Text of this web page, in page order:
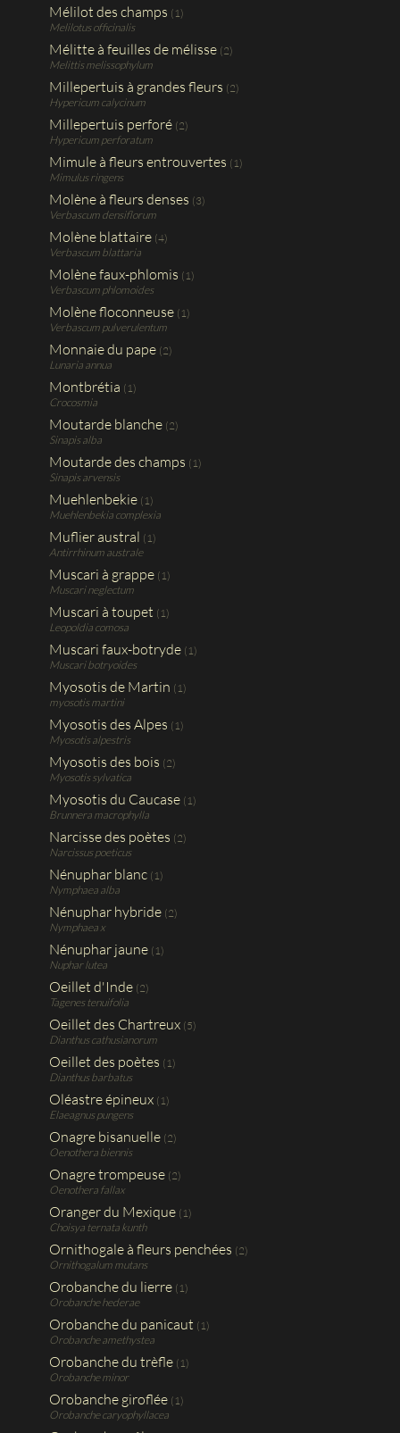
Mélilot des champs (1)
Melilotus officinalis
Mélitte à feuilles de mélisse (2)
Melittis melissophylum
Millepertuis à grandes fleurs (2)
Hypericum calycinum
Millepertuis perforé (2)
Hypericum perforatum
Mimule à fleurs entrouvertes (1)
Mimulus ringens
Molène à fleurs denses (3)
Verbascum densiflorum
Molène blattaire (4)
Verbascum blattaria
Molène faux-phlomis (1)
Verbascum phlomoides
Molène floconneuse (1)
Verbascum pulverulentum
Monnaie du pape (2)
Lunaria annua
Montbrétia (1)
Crocosmia
Moutarde blanche (2)
Sinapis alba
Moutarde des champs (1)
Sinapis arvensis
Muehlenbekie (1)
Muehlenbekia complexia
Muflier austral (1)
Antirrhinum australe
Muscari à grappe (1)
Muscari neglectum
Muscari à toupet (1)
Leopoldia comosa
Muscari faux-botryde (1)
Muscari botryoides
Myosotis de Martin (1)
myosotis martini
Myosotis des Alpes (1)
Myosotis alpestris
Myosotis des bois (2)
Myosotis sylvatica
Myosotis du Caucase (1)
Brunnera macrophylla
Narcisse des poètes (2)
Narcissus poeticus
Nénuphar blanc (1)
Nymphaea alba
Nénuphar hybride (2)
Nymphaea x
Nénuphar jaune (1)
Nuphar lutea
Oeillet d'Inde (2)
Tagenes tenuifolia
Oeillet des Chartreux (5)
Dianthus cathusianorum
Oeillet des poètes (1)
Dianthus barbatus
Oléastre épineux (1)
Elaeagnus pungens
Onagre bisanuelle (2)
Oenothera biennis
Onagre trompeuse (2)
Oenothera fallax
Oranger du Mexique (1)
Choisya ternata kunth
Ornithogale à fleurs penchées (2)
Ornithogalum mutans
Orobanche du lierre (1)
Orobanche hederae
Orobanche du panicaut (1)
Orobanche amethystea
Orobanche du trèfle (1)
Orobanche minor
Orobanche giroflée (1)
Orobanche caryophyllacea